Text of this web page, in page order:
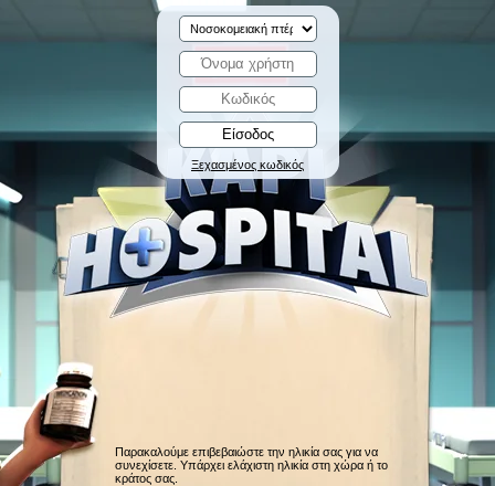
Ξεχασμένος κωδικός
Παρακαλούμε επιβεβαιώστε την ηλικία σας για να
συνεχίσετε. Υπάρχει ελάχιστη ηλικία στη χώρα ή το
κράτος σας.